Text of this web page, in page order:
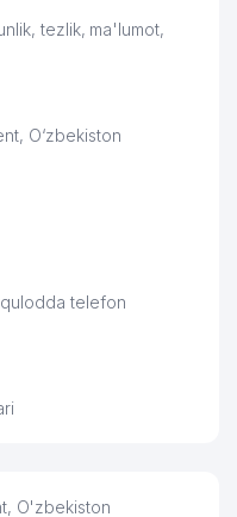
tezlik, ma'lumot,
O‘zbekiston
telefon
O'zbekiston